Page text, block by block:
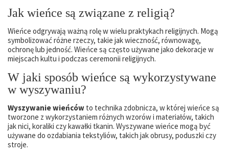
Jak wieńce są związane z religią?
Wieńce odgrywają ważną rolę w wielu praktykach religijnych. Mogą
symbolizować różne rzeczy, takie jak wieczność, równowagę,
ochronę lub jedność. Wieńce są często używane jako dekoracje w
miejscach kultu i podczas ceremonii religijnych.
W jaki sposób wieńce są wykorzystywane
w wyszywaniu?
Wyszywanie wieńców to technika zdobnicza, w której wieńce są
tworzone z wykorzystaniem różnych wzorów i materiałów, takich
jak nici, koraliki czy kawałki tkanin. Wyszywane wieńce mogą być
używane do ozdabiania tekstyliów, takich jak obrusy, poduszki czy
stroje.